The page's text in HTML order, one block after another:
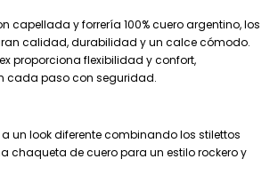
capellada y forrería 100% cuero argentino, los
calidad, durabilidad y un calce cómodo.
proporciona flexibilidad y confort,
cada paso con seguridad.
un look diferente combinando los stilettos
chaqueta de cuero para un estilo rockero y